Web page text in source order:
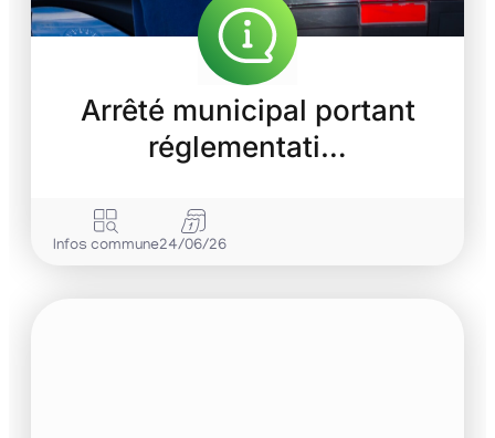
Arrêté municipal portant
réglementati…
Infos commune24/06/26